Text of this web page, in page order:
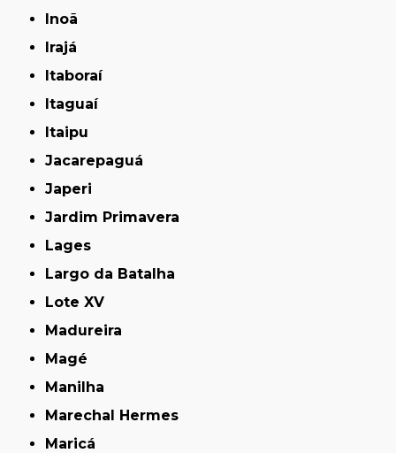
Inoã
Irajá
Itaboraí
Itaguaí
Itaipu
Jacarepaguá
Japeri
Jardim Primavera
Lages
Largo da Batalha
Lote XV
Madureira
Magé
Manilha
Marechal Hermes
Maricá